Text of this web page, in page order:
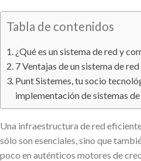
Tabla de contenidos
¿Qué es un sistema de red y
7 Ventajas de un sistema de
Punt Sistemes, tu socio
implementación de sistemas
Una infraestructura de red
sólo son esenciales, sino que
poco en auténticos motores de